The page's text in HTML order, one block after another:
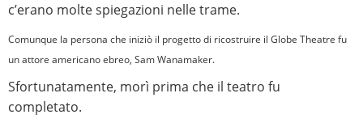
c’erano molte spiegazioni nelle trame.
Comunque la persona che iniziò il progetto di ricostruire il Globe Theatre fu
un attore americano ebreo, Sam Wanamaker.
Sfortunatamente, morì prima che il teatro fu
completato.